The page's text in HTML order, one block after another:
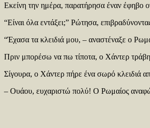
Εκείνη την ημέρα, παρατήρησα έναν έφηβο
“Είναι όλα εντάξει;” Ρώτησα,
“Έχασα τα κλειδιά μου, – αναστέναξε ο
Πριν μπορέσω να πω τίποτα, ο Χάντερ
Σίγουρα, ο Χάντερ πήρε ένα σωρό κλειδιά
– Ουάου, ευχαριστώ πολύ! Ο Ρωμαίος